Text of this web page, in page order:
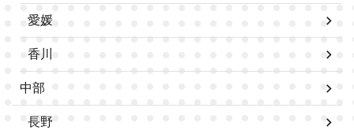
愛媛
香川
中部
長野